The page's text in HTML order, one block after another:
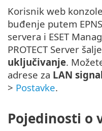
Korisnik web
buđenje putem
servera i ESET
PROTECT Server
uključivanje.
adrese za LAN
> Postavke.
Pojedinosti o